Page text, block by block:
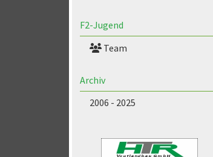
F2-Jugend
Team
Archiv
2006 - 2025